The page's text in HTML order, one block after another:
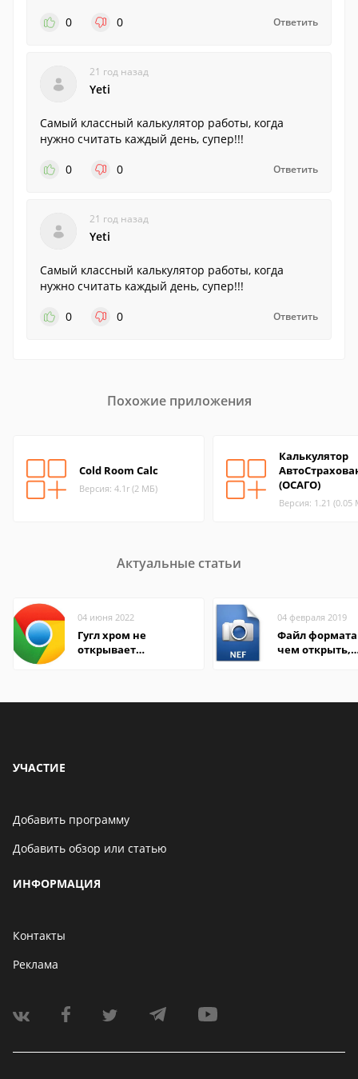
0
0 Ответить
21 год назад
Yeti
Самый классный калькулятор работы, когда
нужно считать каждый день, супер!!!
0
0 Ответить
21 год назад
Yeti
Самый классный калькулятор работы, когда
нужно считать каждый день, супер!!!
0
0 Ответить
Похожие приложения
Cold Room Calc
Версия: 4.1r (2 МБ)
Калькулятор
(ОСАГО)
Версия: 1.21 (0.05
Актуальные статьи
04 июня 2022
Гугл хром не
открывает
04 февраля 2019
Файл формата
чем открыть,
УЧАСТИЕ
Добавить программу
Добавить обзор или статью
ИНФОРМАЦИЯ
Контакты
Реклама